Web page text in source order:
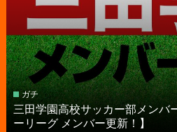
ガチ
三田学園高校サッカー部メンバ
ーリーグ メンバー更新！】